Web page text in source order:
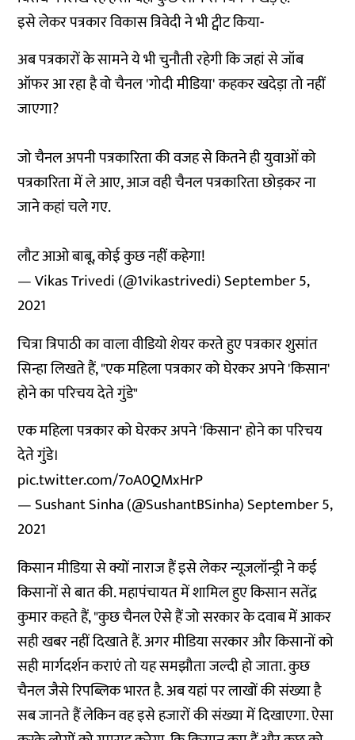
इसे लेकर पत्रकार विकास त्रिवेदी ने भी ट्वीट किया-
अब पत्रकारों के सामने ये भी चुनौती रहेगी कि जहां से जॉब
ऑफर आ रहा है वो चैनल 'गोदी मीडिया' कहकर खदेड़ा तो नहीं
जाएगा?
जो चैनल अपनी पत्रकारिता की वजह से कितने ही युवाओं को
पत्रकारिता में ले आए, आज वही चैनल पत्रकारिता छोड़कर ना
जाने कहां चले गए.
लौट आओ बाबू, कोई कुछ नहीं कहेगा!
— Vikas Trivedi (@1vikastrivedi)September 5,
2021
चित्रा त्रिपाठी का वाला वीडियो शेयर करते हुए पत्रकार शुसांत
सिन्हा लिखते हैं, "एक महिला पत्रकार को घेरकर अपने 'किसान'
होने का परिचय देते गुंडे"
एक महिला पत्रकार को घेरकर अपने 'किसान' होने का परिचय
देते गुंडे।
pic.twitter.com/7oA0QMxHrP
— Sushant Sinha (@SushantBSinha)September 5,
2021
किसान मीडिया से क्यों नाराज हैं इसे लेकर न्यूजलॉन्ड्री ने कई
किसानों से बात की. महापंचायत में शामिल हुए किसान सतेंद्र
कुमार कहते हैं, "कुछ चैनल ऐसे हैं जो सरकार के दवाब में आकर
सही खबर नहीं दिखाते हैं. अगर मीडिया सरकार और किसानों को
सही मार्गदर्शन कराएं तो यह समझौता जल्दी हो जाता. कुछ
चैनल जैसे रिपब्लिक भारत है. अब यहां पर लाखों की संख्या है
सब जानते हैं लेकिन वह इसे हजारों की संख्या में दिखाएगा. ऐसा